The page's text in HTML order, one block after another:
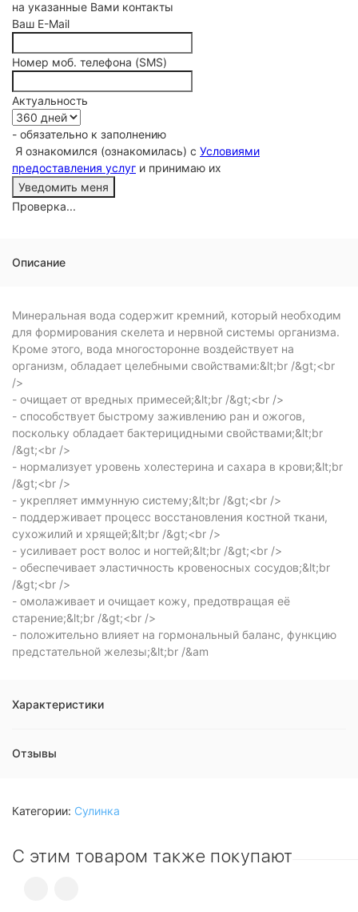
на указанные Вами контакты
Ваш E-Mail
Номер моб. телефона (SMS)
Актуальность
- обязательно к заполнению
Я ознакомился (ознакомилась) с Условиями
предоставления услуг и принимаю их
Проверка...
Описание
Минеральная вода содержит кремний, который необходим
для формирования скелета и нервной системы организма.
Кроме этого, вода многосторонне воздействует на
организм, обладает целебными свойствами:&lt;br /&gt;<br
/>
- очищает от вредных примесей;&lt;br /&gt;<br />
- способствует быстрому заживлению ран и ожогов,
поскольку обладает бактерицидными свойствами;&lt;br
/&gt;<br />
- нормализует уровень холестерина и сахара в крови;&lt;br
/&gt;<br />
- укрепляет иммунную систему;&lt;br /&gt;<br />
- поддерживает процесс восстановления костной ткани,
сухожилий и хрящей;&lt;br /&gt;<br />
- усиливает рост волос и ногтей;&lt;br /&gt;<br />
- обеспечивает эластичность кровеносных сосудов;&lt;br
/&gt;<br />
- омолаживает и очищает кожу, предотвращая её
старение;&lt;br /&gt;<br />
- положительно влияет на гормональный баланс, функцию
предстательной железы;&lt;br /&am
Характеристики
Отзывы
Категории: Сулинка
С этим товаром также покупают